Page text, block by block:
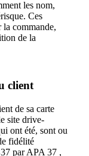
les nom,
Ces
la commande,
de la
client
de sa carte
site drive-
ont été, sont ou
fidélité
par APA 37 ,